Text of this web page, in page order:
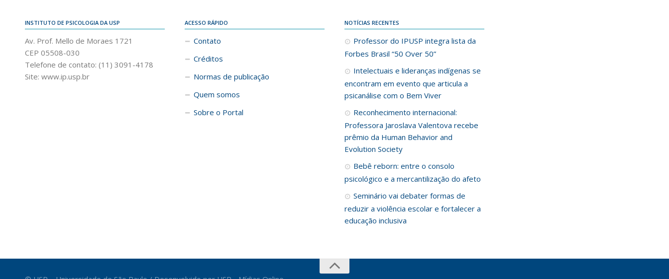
INSTITUTO DE PSICOLOGIA DA USP
Av. Prof. Mello de Moraes 1721
CEP 05508-030
Telefone de contato: (11) 3091-4178
Site: www.ip.usp.br
ACESSO RÁPIDO
Contato
Créditos
Normas de publicação
Quem somos
Sobre o Portal
NOTÍCIAS RECENTES
Professor do IPUSP integra lista da
Forbes Brasil “50 Over 50”
Intelectuais e lideranças indígenas se
encontram em evento que articula a
psicanálise com o Bem Viver
Reconhecimento internacional:
Professora Jaroslava Valentova recebe
prêmio da Human Behavior and
Evolution Society
Bebê reborn: entre o consolo
psicológico e a mercantilização do afeto
Seminário vai debater formas de
reduzir a violência escolar e fortalecer a
educação inclusiva